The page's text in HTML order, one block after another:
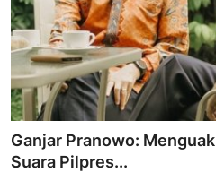
Ganjar Pranowo:
Suara Pilpres...